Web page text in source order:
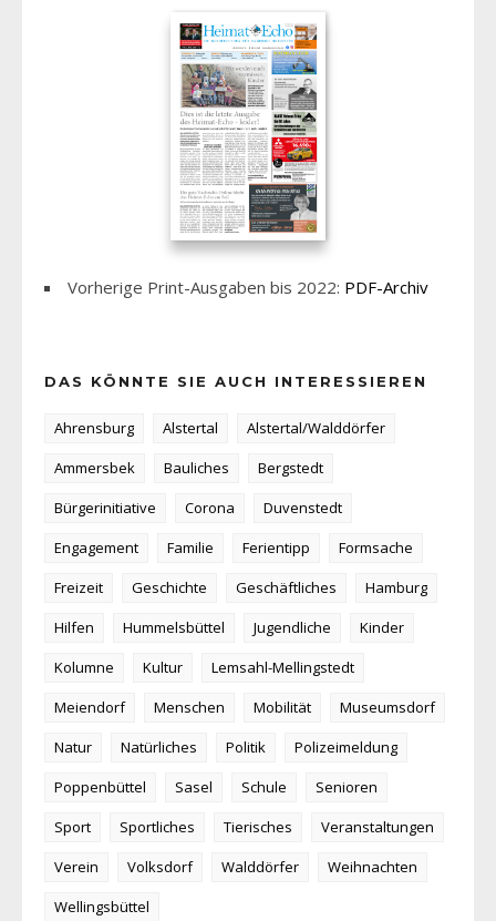
Vorherige Print-Ausgaben bis 2022: PDF-Archiv
DAS KÖNNTE SIE AUCH INTERESSIEREN
Ahrensburg Alstertal
Alstertal/Walddörfer
Ammersbek
Bauliches
Bergstedt
Bürgerinitiative
Corona
Duvenstedt
Engagement
Familie Ferientipp
Formsache
Freizeit
Geschichte Geschäftliches
Hamburg
Hilfen
Hummelsbüttel Jugendliche
Kinder
Kolumne
Kultur
Lemsahl-Mellingstedt
Meiendorf
Menschen Mobilität
Museumsdorf
Natur
Natürliches Politik
Polizeimeldung
Poppenbüttel
Sasel Schule
Senioren
Sport
Sportliches Tierisches
Veranstaltungen
Verein
Volksdorf Walddörfer
Weihnachten
Wellingsbüttel